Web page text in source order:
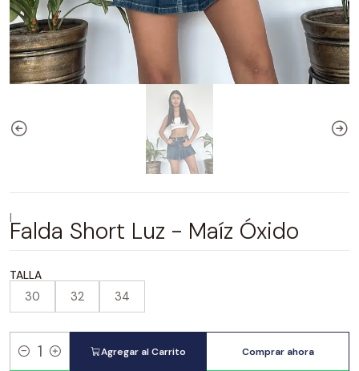
|Falda Short Luz - Maíz Óxido
TALLA
30 32 34
Cantidad
Agregar al Carrito Comprar ahora